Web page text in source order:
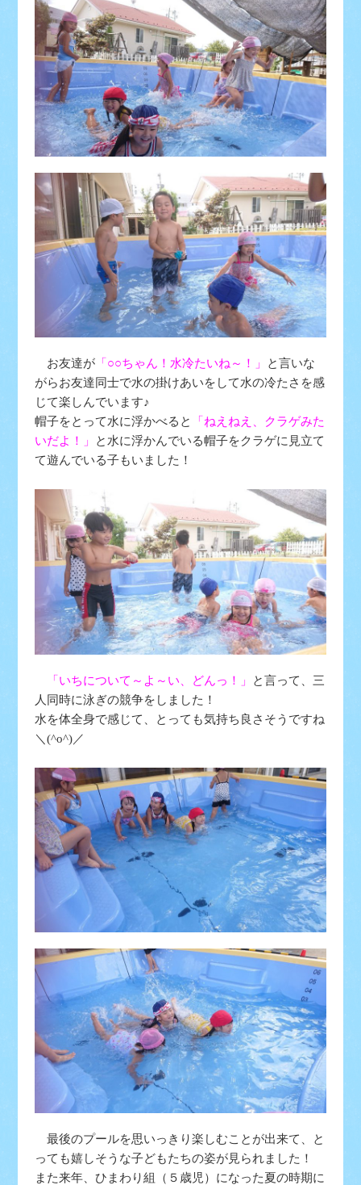
お友達が「○○ちゃん！水冷たいね～！」
と言いな
がらお友達同士で水の掛けあいをして水の冷たさを感
じて楽しんでいます♪
帽子をとって水に浮かべると
「ねえねえ、クラゲみた
いだよ！」
と水に浮かんでいる帽子をクラゲに見立て
て遊んでいる子もいました！
「いちについて～よ～い、どんっ！」
と言って、三
人同時に泳ぎの競争をしました！
水を体全身で感じて、とっても気持ち良さそうですね
＼(^o^)／
最後のプールを思いっきり楽しむことが出来て、と
っても嬉しそうな子どもたちの姿が見られました！
また来年、ひまわり組（５歳児）になった夏の時期に